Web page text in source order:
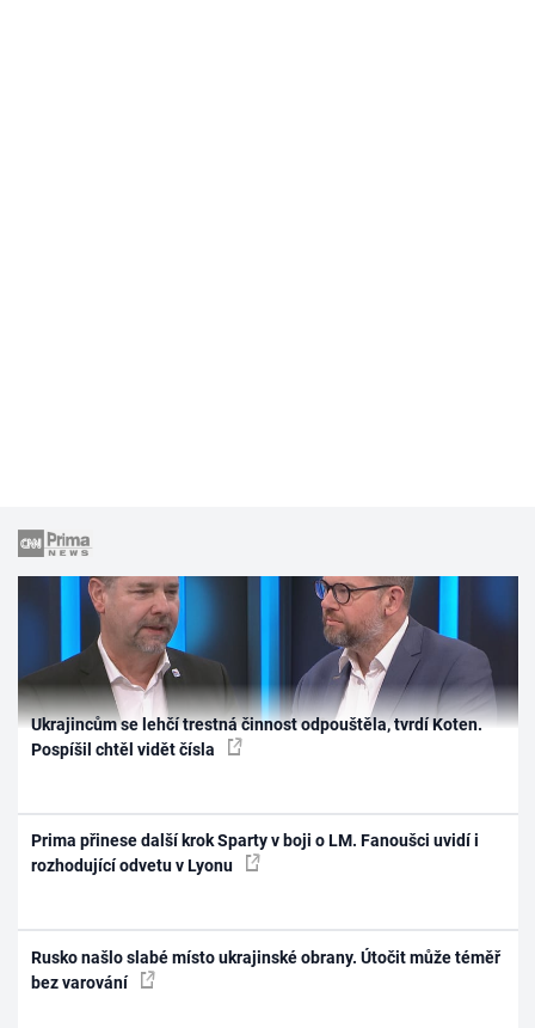
Ukrajincům se lehčí trestná činnost odpouštěla, tvrdí Koten.
Pospíšil chtěl vidět čísla
Prima přinese další krok Sparty v boji o LM. Fanoušci uvidí i
rozhodující odvetu v Lyonu
Rusko našlo slabé místo ukrajinské obrany. Útočit může téměř
bez varování